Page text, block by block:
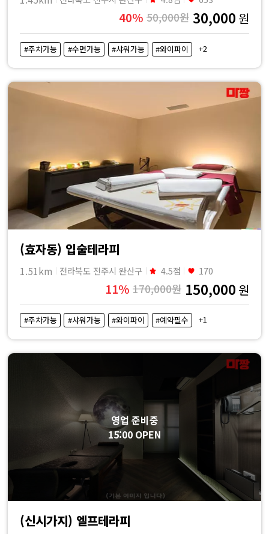
40% 50,000원 30,000 원
#주차가능 #수면가능 #샤워가능 #와이파이 +2
(효자동) 입술테라피
1.51km 전라북도 전주시 완산구 4.5점 170
11% 170,000원 150,000 원
#주차가능 #샤워가능 #와이파이 #예약필수 +1
영업 준비중
15:00 OPEN
(신시가지) 엘프테라피